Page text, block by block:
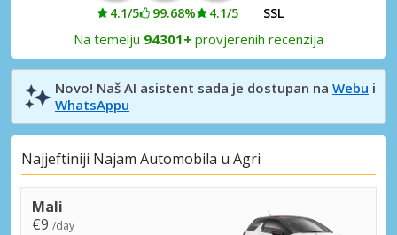
4.1/5 99.68% 4.1/5 SSL
Na temelju 94301+ provjerenih recenzija
Novo! Naš AI asistent sada je dostupan na Webu i
WhatsAppu
Najjeftiniji Najam Automobila u Agri
Mali
€9 /day